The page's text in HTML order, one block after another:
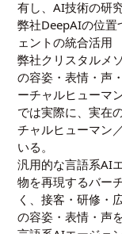
有し、AI技術の研
弊社DeepAIの位
ェントの統合活用
弊社クリスタルメ
の容姿・表情・声
ーチャルヒューマ
では実際に、実在
チャルヒューマン
いる。
汎用的な言語系AI
物を再現するバー
く、接客・研修・
の容姿・表情・声